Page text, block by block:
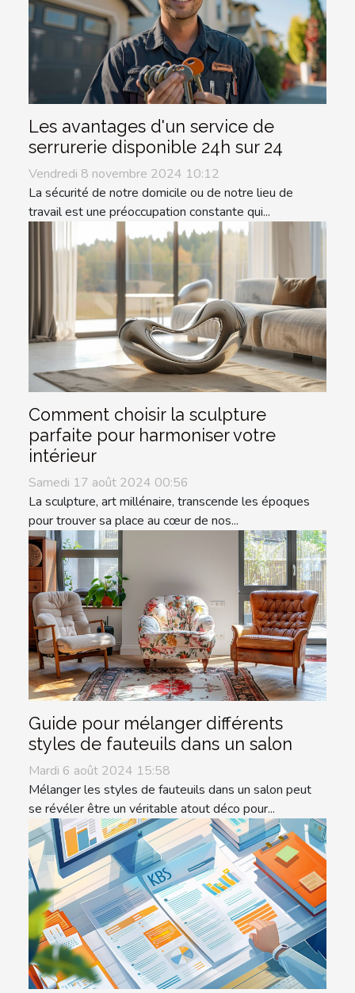
Les avantages d'un service de
serrurerie disponible 24h sur 24
Vendredi 8 novembre 2024 10:12
La sécurité de notre domicile ou de notre lieu de
travail est une préoccupation constante qui...
Comment choisir la sculpture
parfaite pour harmoniser votre
intérieur
Samedi 17 août 2024 00:56
La sculpture, art millénaire, transcende les époques
pour trouver sa place au cœur de nos...
Guide pour mélanger différents
styles de fauteuils dans un salon
Mardi 6 août 2024 15:58
Mélanger les styles de fauteuils dans un salon peut
se révéler être un véritable atout déco pour...